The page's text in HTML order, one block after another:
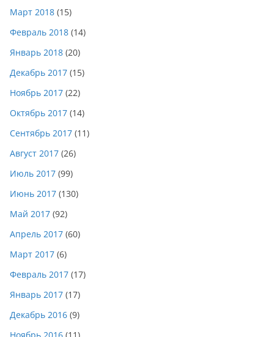
Март 2018 (15)
Февраль 2018 (14)
Январь 2018 (20)
Декабрь 2017 (15)
Ноябрь 2017 (22)
Октябрь 2017 (14)
Сентябрь 2017 (11)
Август 2017 (26)
Июль 2017 (99)
Июнь 2017 (130)
Май 2017 (92)
Апрель 2017 (60)
Март 2017 (6)
Февраль 2017 (17)
Январь 2017 (17)
Декабрь 2016 (9)